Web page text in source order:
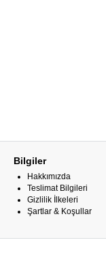
Bilgiler
Hakkımızda
Teslimat Bilgileri
Gizlilik İlkeleri
Şartlar & Koşullar